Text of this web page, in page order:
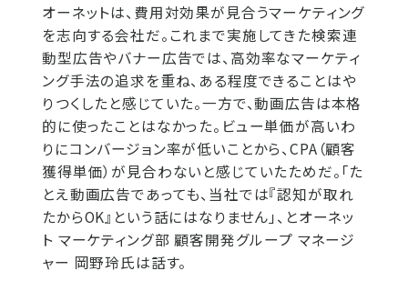
オーネットは、費用対効果が見合うマーケティング
を志向する会社だ。これまで実施してきた検索連
動型広告やバナー広告では、高効率なマーケティ
ング手法の追求を重ね、ある程度できることはや
りつくしたと感じていた。一方で、動画広告は本格
的に使ったことはなかった。ビュー単価が高いわ
りにコンバージョン率が低いことから、CPA（顧客
獲得単価）が見合わないと感じていたためだ。「た
とえ動画広告であっても、当社では『認知が取れ
たからOK』という話にはなりません」、とオーネッ
ト マーケティング部 顧客開発グループ マネージ
ャー 岡野玲氏は話す。